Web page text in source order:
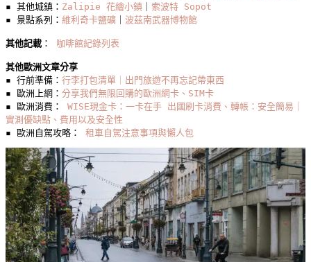
事
項 Łódź
Travel
Top
Attractions
and
Ultimate
Things
To
Do
▪️ 其他城鎮： Zalipie 花繪小鎮
索波特 Sopot
▪️ 景點系列： 維利奇卡鹽礦 波茲南武器博物館
其他記載 ： 咖啡館紀錄列表
其他歐洲文章分享
▪️ 行前準備： 行李打包清單｜出門旅遊不再忘記帶東西
▪️ 歐洲上網： 分享我們無限回購的歐洲網卡、SIM卡
▪️ 歐洲消費： WISE現金卡：一卡在手 出國刷卡消費、轉帳：安全簡易｜
實測優缺點、費用以及安全性
▪️ 歐洲自駕攻略： 租車自駕注意事項與懶人包